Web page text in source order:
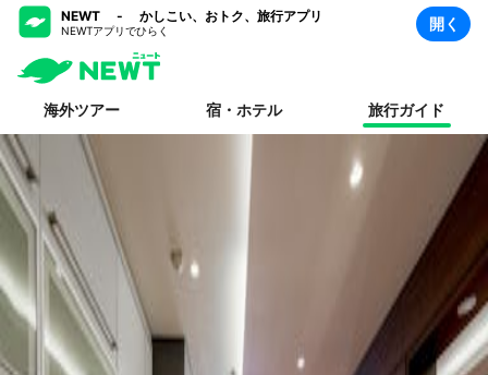
NEWT - かしこい、おトク、旅行アプリ
NEWTアプリでひらく 開く
海外ツアー 宿・ホテル 旅行ガイド